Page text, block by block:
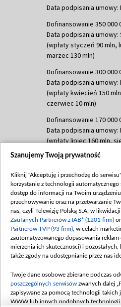
Data podpisania umowy:
Dofinansowanie 350 000
Data podpisania umowy:
(wpłaty styczeń 90 mln,
marzec 130 mln)
Dofinansowanie 300 000
Data podpisania umowy:
(wpłaty kwiecień 150
czerwiec 10 mln)
Dofinansowanie 170 000
Data podpisania umowy:
(wpłaty lipiec 160 mln,
Dofinansowanie 60 000
(wpłata wrzesień 60 mln)
Dofinansowanie 635 783
Data podpisania umowy:
(wpłata wrzesień 100
mln, listopad 265 mln)
Dofinansowanie 48 862
Data podpisania umowy:
Dofinansowanie 900 000
Data podpisania umowy:
26 lutego 80 mln, 4
Szanujemy Twoją prywatność
Kliknij "Akceptuję i przechodzę do
korzystanie z technologii automatycznego
dostęp do informacji na Twoim
przechowywanie oraz na przetwarzanie
nas, czyli Telewizję Polską S.A. w likwidacji
Zaufanych Partnerów z IAB* (1201 firm)
Partnerów TVP (93 firm) , w celach
zautomatyzowanego dopasowania
mierzenia ich skuteczności) i
także zgody na udostępnianie przez nas
Twoje dane osobowe zbierane podczas
poszczególnych serwisów zwanych dalej
zapisywane za pomocą technologii takich
WWW lub innych podobnych technologii